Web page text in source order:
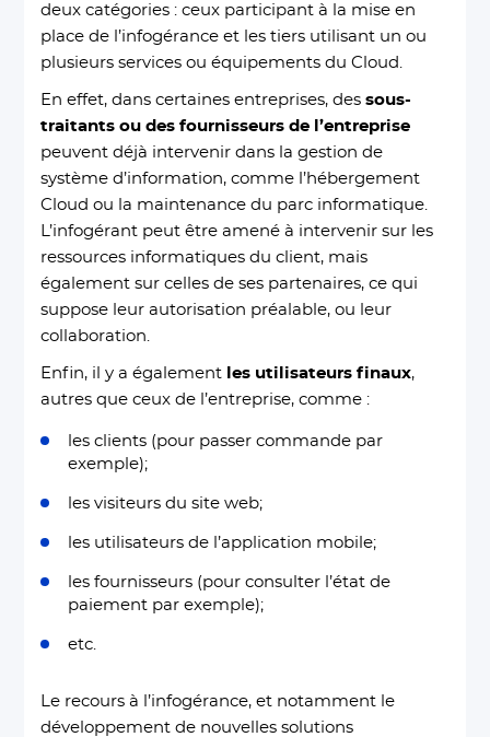
deux catégories : ceux participant à la mise en
place de l’infogérance et les tiers utilisant un ou
plusieurs services ou équipements du Cloud.
En effet, dans certaines entreprises, dessous-
traitants ou des fournisseurs de l’entreprise
peuvent déjà intervenir dans la gestion de
système d’information, comme l’hébergement
Cloud ou la maintenance du parc informatique.
L’infogérant peut être amené à intervenir sur les
ressources informatiques du client, mais
également sur celles de ses partenaires, ce qui
suppose leur autorisation préalable, ou leur
collaboration.
Enfin, il y a également les utilisateurs finaux,
autres que ceux de l’entreprise, comme :
les clients (pour passer commande par
exemple);
les visiteurs du site web;
les utilisateurs de l’application mobile;
les fournisseurs (pour consulter l’état de
paiement par exemple);
etc.
Le recours à l’infogérance, et notamment le
développement de nouvelles solutions